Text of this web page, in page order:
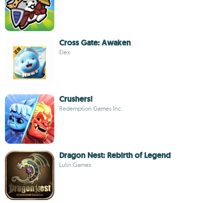
Cross Gate: Awaken
Elex
Crushers!
Redemption Games Inc.
Dragon Nest: Rebirth of Legend
Lulin Games